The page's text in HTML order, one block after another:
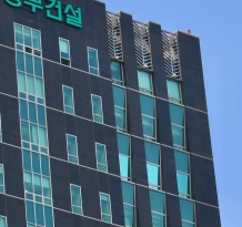
여야, 황희 '버스